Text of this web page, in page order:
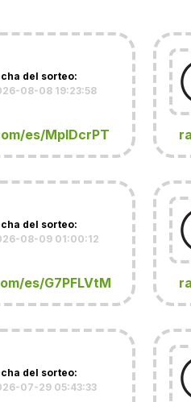
del sorteo:
08-08 19:23:58
es/MplDcrPT
del sorteo:
08-09 01:00:12
es/G7PFLVtM
del sorteo:
07-29 05:43:33